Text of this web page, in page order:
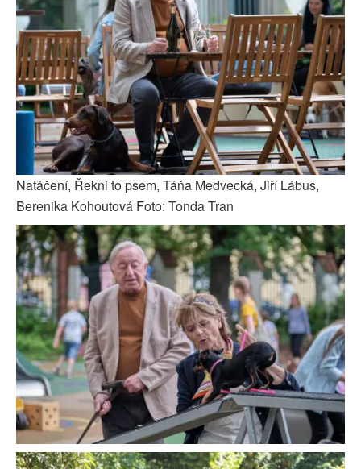
Natáčení, Řekni to psem, Táňa Medvecká, Jiří Lábus,
Berenika Kohoutová Foto: Tonda Tran